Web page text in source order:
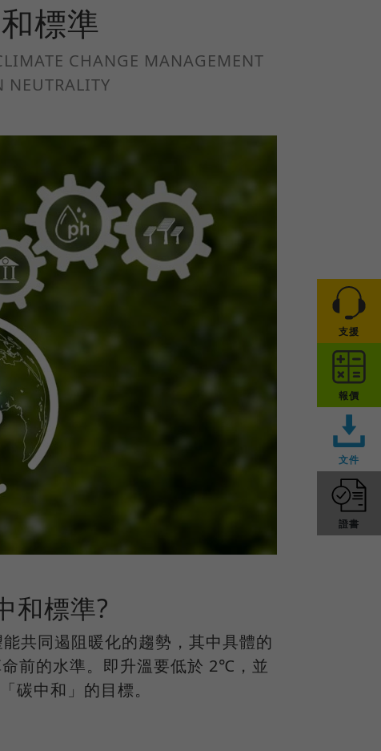
標準
CHANGE MANAGEMENT
NEUTRALITY
和標準?
共同遏阻暖化的趨勢，其中具體的
前的水準。即升溫要低於 2℃，並
中和」的目標。
支援
報價
文件
證書